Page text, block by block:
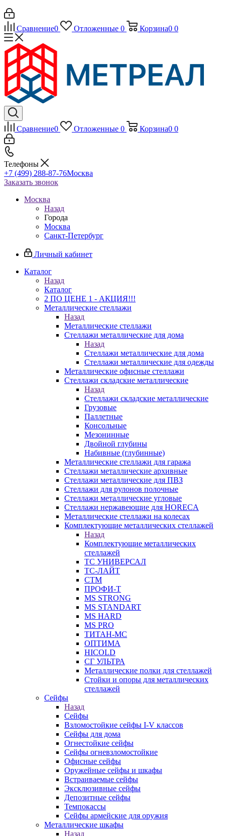
Сравнение0 Отложенные 0 Корзина0 0
Сравнение0 Отложенные 0 Корзина0 0
Телефоны
+7 (499) 288-87-76Москва
Заказать звонок
Москва
Назад
Города
Москва
Санкт-Петербург
Личный кабинет
Каталог
Назад
Каталог
2 ПО ЦЕНЕ 1 - АКЦИЯ!!!
Металлические стеллажи
Назад
Металлические стеллажи
Стеллажи металлические для дома
Назад
Стеллажи металлические для дома
Стеллажи металлические для одежды
Металлические офисные стеллажи
Стеллажи складские металлические
Назад
Стеллажи складские металлические
Грузовые
Паллетные
Консольные
Мезонинные
Двойной глубины
Набивные (глубинные)
Металлические стеллажи для гаража
Стеллажи металлические архивные
Стеллажи металлические для ПВЗ
Стеллажи для рулонов полочные
Стеллажи металлические угловые
Стеллажи нержавеющие для HORECA
Металлические стеллажи на колесах
Комплектующие металлических стеллажей
Назад
Комплектующие металлических
стеллажей
ТС УНИВЕРСАЛ
ТС-ЛАЙТ
СТМ
ПРОФИ-Т
MS STRONG
MS STANDART
MS HARD
MS PRO
ТИТАН-МС
ОПТИМА
HICOLD
СГ УЛЬТРА
Металлические полки для стеллажей
Стойки и опоры для металлических
стеллажей
Сейфы
Назад
Сейфы
Взломостойкие сейфы I-V классов
Сейфы для дома
Огнестойкие сейфы
Сейфы огневзломостойкие
Офисные сейфы
Оружейные сейфы и шкафы
Встраиваемые сейфы
Эксклюзивные сейфы
Депозитные сейфы
Темпокассы
Сейфы армейские для оружия
Металлические шкафы
Назад